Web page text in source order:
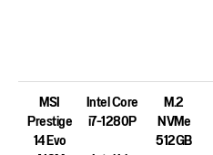
MSI
Prestige
14 Evo
Intel Core
i7-1280P
M.2
NVMe
512GB